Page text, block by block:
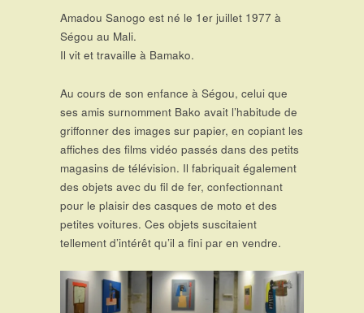
Amadou Sanogo est né le 1er juillet 1977 à
Ségou au Mali.
Il vit et travaille à Bamako.
Au cours de son enfance à Ségou, celui que
ses amis surnomment Bako avait l’habitude de
griffonner des images sur papier, en copiant les
affiches des films vidéo passés dans des petits
magasins de télévision. Il fabriquait également
des objets avec du fil de fer, confectionnant
pour le plaisir des casques de moto et des
petites voitures. Ces objets suscitaient
tellement d’intérêt qu’il a fini par en vendre.